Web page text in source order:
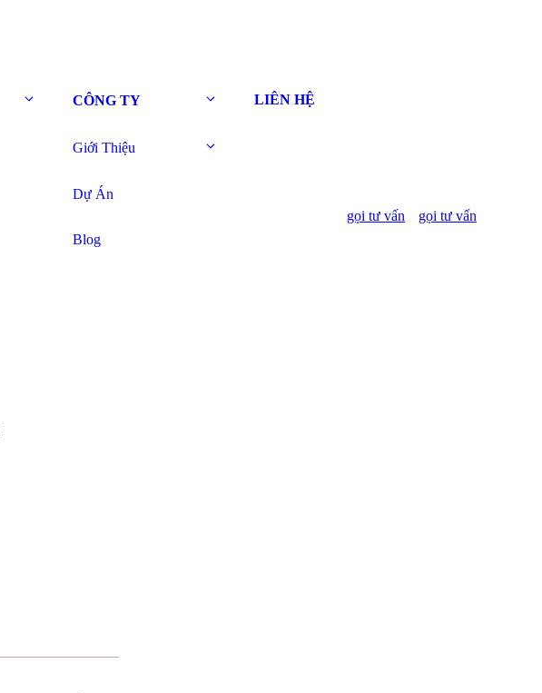
CÔNG TY
Giới Thiệu
Dự Án
Blog
LIÊN HỆ
gọi tư vấn gọi tư vấn